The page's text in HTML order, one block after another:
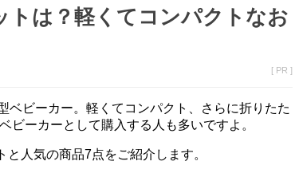
トは？軽くてコンパクトなお
[ PR ]
ベビーカー。軽くてコンパクト、さらに折りたた
ビーカーとして購入する人も多いですよ。
人気の商品7点をご紹介します。